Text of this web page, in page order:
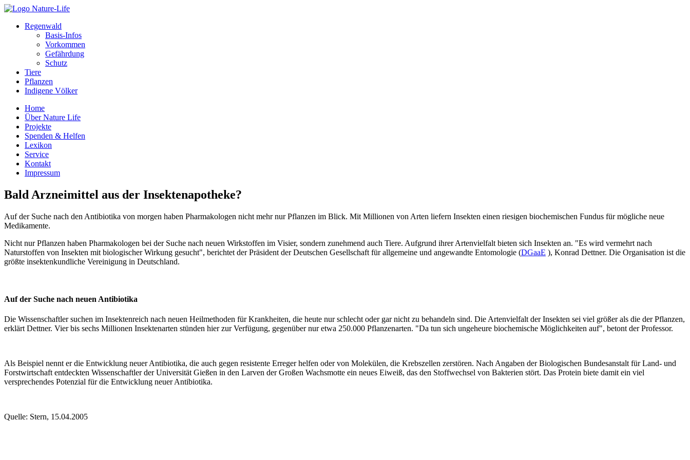
Regenwald
Basis-Infos
Vorkommen
Gefährdung
Schutz
Tiere
Pflanzen
Indigene Völker
Home
Über Nature Life
Projekte
Spenden & Helfen
Lexikon
Service
Kontakt
Impressum
Bald Arzneimittel aus der Insektenapotheke?
Auf der Suche nach den Antibiotika von morgen haben Pharmakologen nicht mehr nur Pflanzen im Blick. Mit Millionen von Arten liefern Insekten einen riesigen biochemischen Fundus für mögliche neue
Medikamente.
Nicht nur Pflanzen haben Pharmakologen bei der Suche nach neuen Wirkstoffen im Visier, sondern zunehmend auch Tiere. Aufgrund ihrer Artenvielfalt bieten sich Insekten an. "Es wird vermehrt nach
Naturstoffen von Insekten mit biologischer Wirkung gesucht", berichtet der Präsident der Deutschen Gesellschaft für allgemeine und angewandte Entomologie (DGaaE ), Konrad Dettner. Die Organisation ist die
größte insektenkundliche Vereinigung in Deutschland.
Auf der Suche nach neuen Antibiotika
Die Wissenschaftler suchen im Insektenreich nach neuen Heilmethoden für Krankheiten, die heute nur schlecht oder gar nicht zu behandeln sind. Die Artenvielfalt der Insekten sei viel größer als die der Pflanzen,
erklärt Dettner. Vier bis sechs Millionen Insektenarten stünden hier zur Verfügung, gegenüber nur etwa 250.000 Pflanzenarten. "Da tun sich ungeheure biochemische Möglichkeiten auf", betont der Professor.
Als Beispiel nennt er die Entwicklung neuer Antibiotika, die auch gegen resistente Erreger helfen oder von Molekülen, die Krebszellen zerstören. Nach Angaben der Biologischen Bundesanstalt für Land- und
Forstwirtschaft entdeckten Wissenschaftler der Universität Gießen in den Larven der Großen Wachsmotte ein neues Eiweiß, das den Stoffwechsel von Bakterien stört. Das Protein biete damit ein viel
versprechendes Potenzial für die Entwicklung neuer Antibiotika.
Quelle: Stern, 15.04.2005